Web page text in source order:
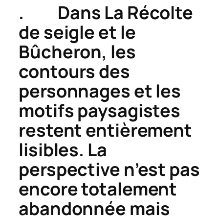
. Dans La Récolte
de seigleet le
Bûcheron, les
contours des
personnages et les
motifs paysagistes
restent entièrement
lisibles. La
perspective n’est pas
encore totalement
abandonnée mais